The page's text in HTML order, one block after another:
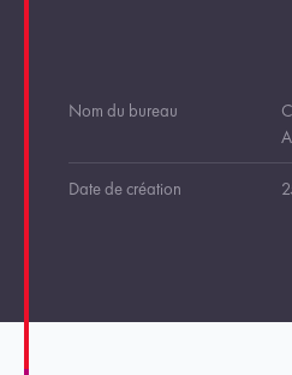
Nom du bureau
Date de création